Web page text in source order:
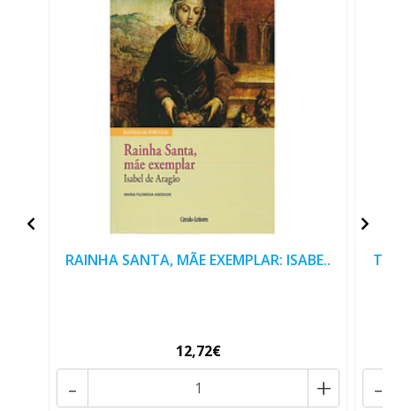
RAINHA SANTA, MÃE EXEMPLAR: ISABE..
12,72€
+
- -